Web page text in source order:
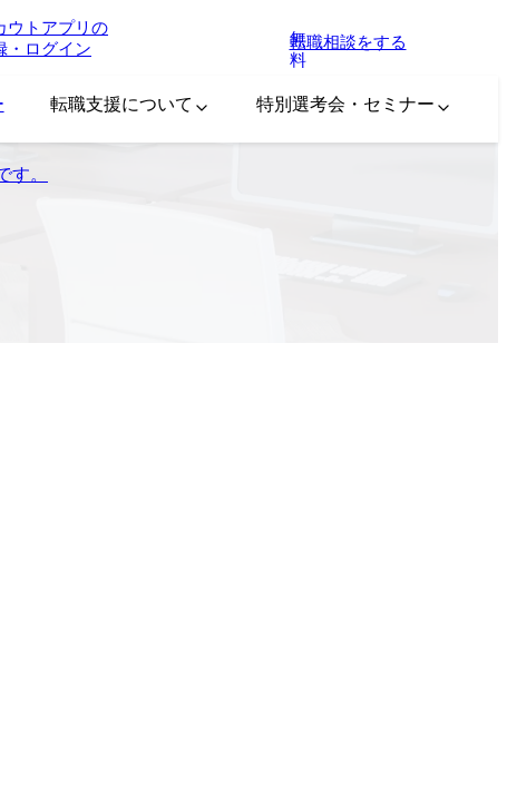
ウトアプリの
・ログイン
無
料
転職相談をする
転職支援について 特別選考会・セミナー
す。